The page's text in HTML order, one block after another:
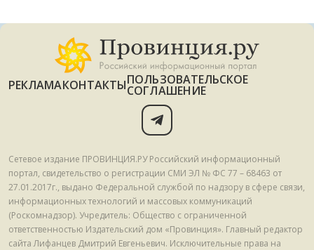
РЕКЛАМАКОНТАКТЫПОЛЬЗОВАТЕЛЬСКОЕ
СОГЛАШЕНИЕ
Сетевое издание ПРОВИНЦИЯ.РУ Российский информационный
портал, свидетельство о регистрации СМИ ЭЛ № ФС 77 – 68463 от
27.01.2017г., выдано Федеральной службой по надзору в сфере связи,
информационных технологий и массовых коммуникаций
(Роскомнадзор). Учредитель: Общество с ограниченной
ответственностью Издательский дом «Провинция». Главный редактор
сайта Лифанцев Дмитрий Евгеньевич. Исключительные права на